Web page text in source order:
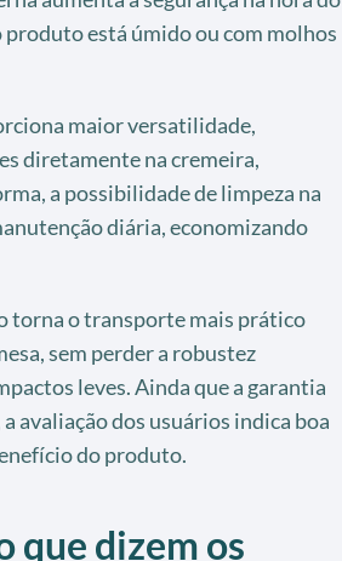
está úmido ou com molhos
maior versatilidade,
diretamente na cremeira,
a possibilidade de limpeza na
diária, economizando
torna o transporte mais prático
sem perder a robustez
leves. Ainda que a garantia
avaliação dos usuários indica boa
do produto.
que dizem os